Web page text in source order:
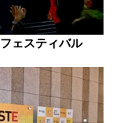
ェスティバル